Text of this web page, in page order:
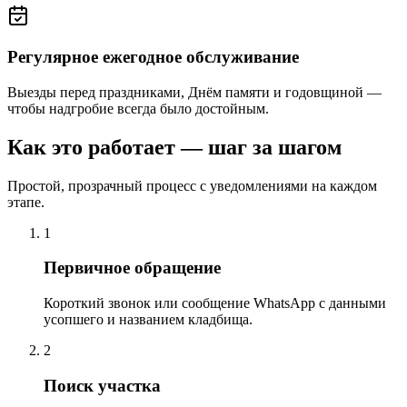
Регулярное ежегодное обслуживание
Выезды перед праздниками, Днём памяти и годовщиной —
чтобы надгробие всегда было достойным.
Как это работает — шаг за шагом
Простой, прозрачный процесс с уведомлениями на каждом
этапе.
1
Первичное обращение
Короткий звонок или сообщение WhatsApp с данными
усопшего и названием кладбища.
2
Поиск участка